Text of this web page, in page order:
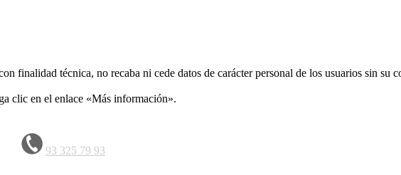
finalidad técnica, no recaba ni cede datos de carácter personal de los usuarios sin su
clic en el enlace «Más información».
93 325 79 93